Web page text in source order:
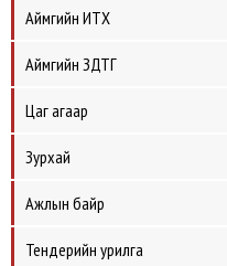
Аймгийн ИТХ
Аймгийн ЗДТГ
Цаг агаар
Зурхай
Ажлын байр
Тендерийн урилга